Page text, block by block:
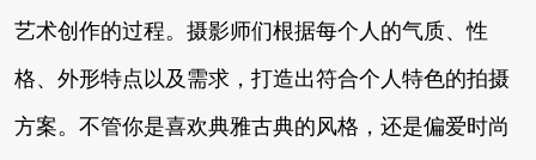
艺术创作的过程。摄影师们根据每个人的气质、性
格、外形特点以及需求，打造出符合个人特色的拍摄
方案。不管你是喜欢典雅古典的风格，还是偏爱时尚